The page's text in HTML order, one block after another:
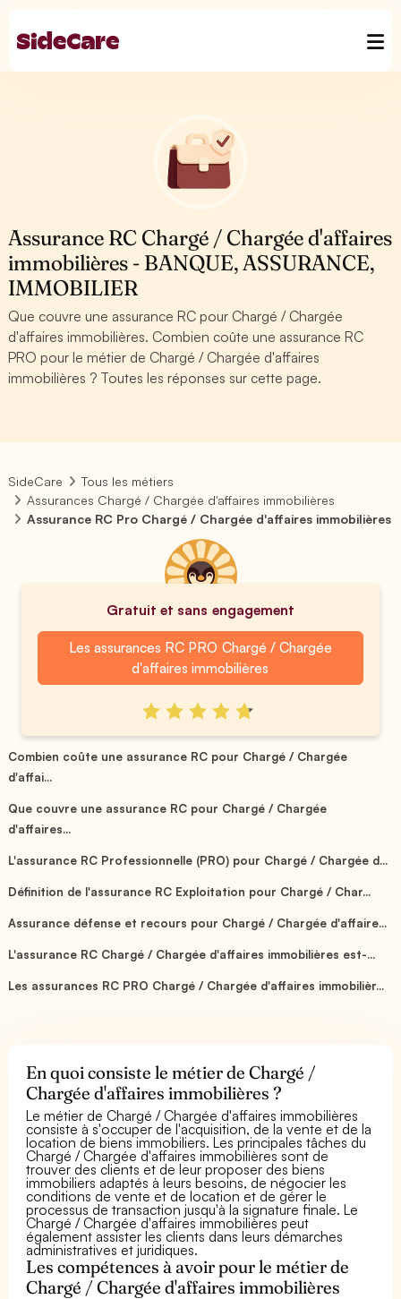
Assurance RC Chargé / Chargée d'affaires
immobilières - BANQUE, ASSURANCE,
IMMOBILIER
Que couvre une assurance RC pour Chargé / Chargée
d'affaires immobilières. Combien coûte une assurance RC
PRO pour le métier de Chargé / Chargée d'affaires
immobilières ? Toutes les réponses sur cette page.
SideCare
Tous les métiers
Assurances Chargé / Chargée d'affaires immobilières
Assurance RC Pro Chargé / Chargée d'affaires immobilières
Gratuit et sans engagement
Les assurances RC PRO Chargé / Chargée
d'affaires immobilières
Combien coûte une assurance RC pour Chargé / Chargée
d'affai...
Que couvre une assurance RC pour Chargé / Chargée
d'affaires...
L'assurance RC Professionnelle (PRO) pour Chargé / Chargée d...
Définition de l'assurance RC Exploitation pour Chargé / Char...
Assurance défense et recours pour Chargé / Chargée d'affaire...
L'assurance RC Chargé / Chargée d'affaires immobilières est-...
Les assurances RC PRO Chargé / Chargée d'affaires immobilièr...
En quoi consiste le métier de Chargé /
Chargée d'affaires immobilières ?
Le métier de Chargé / Chargée d'affaires immobilières
consiste à s'occuper de l'acquisition, de la vente et de la
location de biens immobiliers. Les principales tâches du
Chargé / Chargée d'affaires immobilières sont de
trouver des clients et de leur proposer des biens
immobiliers adaptés à leurs besoins, de négocier les
conditions de vente et de location et de gérer le
processus de transaction jusqu'à la signature finale. Le
Chargé / Chargée d'affaires immobilières peut
également assister les clients dans leurs démarches
administratives et juridiques.
Les compétences à avoir pour le métier de
Chargé / Chargée d'affaires immobilières